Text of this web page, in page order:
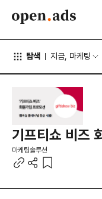
탐색 지금, 마케팅
기프티쇼 비즈
마케팅솔루션